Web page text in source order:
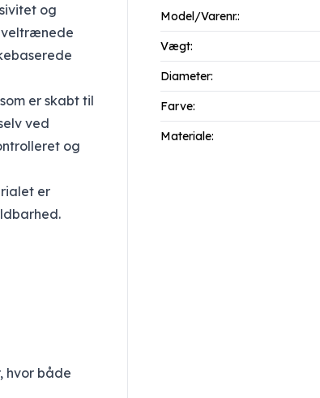
og
veltrænede
er skabt til
ved
og
er
hvor både
Model/Varenr.:
Vægt:
Diameter:
Farve:
Materiale: